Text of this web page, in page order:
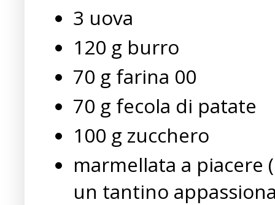
3 uova
120 g burro
70 g farina 00
70 g fecola di patate
100 g zucchero
marmellata a piacere
un tantino